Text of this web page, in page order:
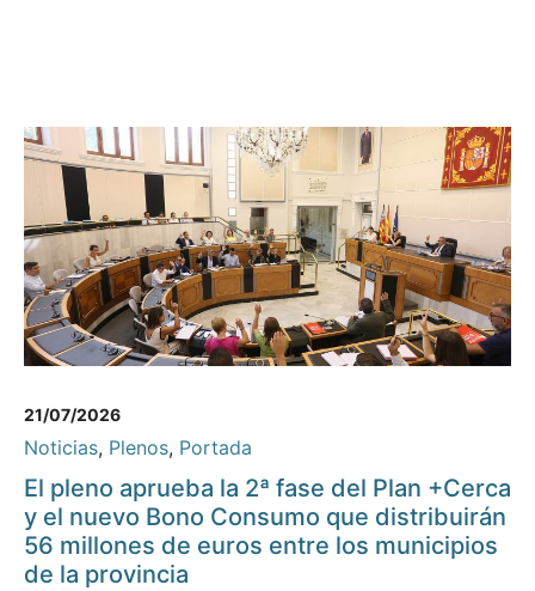
21/07/2026
Noticias, Plenos, Portada
El pleno aprueba la 2ª fase del Plan +Cerca
y el nuevo Bono Consumo que distribuirán
56 millones de euros entre los municipios
de la provincia